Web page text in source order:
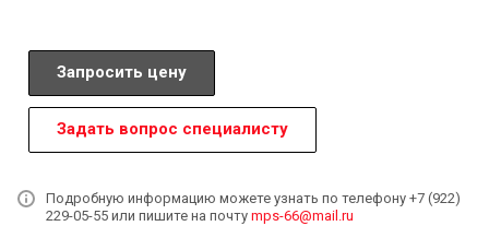
Запросить цену
Задать вопрос специалисту
Подробную информацию можете узнать по телефону +7 (922)
229-05-55 или пишите на почту mps-66@mail.ru